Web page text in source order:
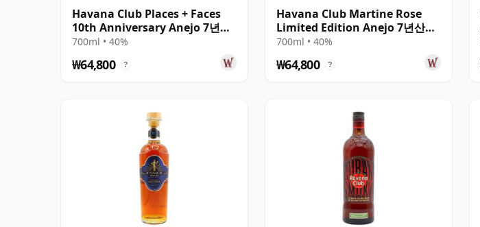
Havana Club Places + Faces
10th Anniversary Anejo 7년산
Rum
700ml • 40%
₩64,800 ?
Havana Club Martine Rose
Limited Edition Anejo 7년산
Rum
700ml • 40%
₩64,800 ?